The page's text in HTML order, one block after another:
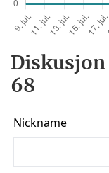
Diskusjon
68